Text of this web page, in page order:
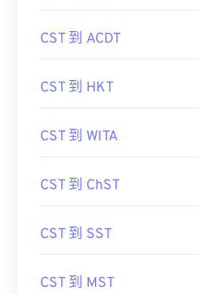
CST 到 ACDT
CST 到 HKT
CST 到 WITA
CST 到 ChST
CST 到 SST
CST 到 MST